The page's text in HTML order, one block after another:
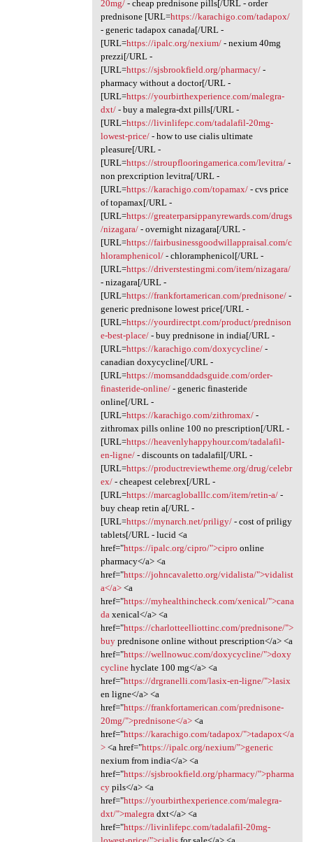
20mg/- cheap prednisone pills[/URL - order
prednisone [URL=https://karachigo.com/tadapox/
- generic tadapox canada[/URL -
[URL=https://ipalc.org/nexium/- nexium 40mg
prezzi[/URL -
[URL=https://sjsbrookfield.org/pharmacy/-
pharmacy without a doctor[/URL -
[URL=https://yourbirthexperience.com/malegra-
dxt/- buy a malegra-dxt pills[/URL -
[URL=https://livinlifepc.com/tadalafil-20mg-
lowest-price/- how to use cialis ultimate
pleasure[/URL -
[URL=https://stroupflooringamerica.com/levitra/-
non prexcription levitra[/URL -
[URL=https://karachigo.com/topamax/- cvs price
of topamax[/URL -
[URL=https://greaterparsippanyrewards.com/drugs
/nizagara/- overnight nizagara[/URL -
[URL=https://fairbusinessgoodwillappraisal.com/c
hloramphenicol/- chloramphenicol[/URL -
[URL=https://driverstestingmi.com/item/nizagara/
- nizagara[/URL -
[URL=https://frankfortamerican.com/prednisone/-
generic prednisone lowest price[/URL -
[URL=https://yourdirectpt.com/product/prednison
e-best-place/- buy prednisone in india[/URL -
[URL=https://karachigo.com/doxycycline/-
canadian doxycycline[/URL -
[URL=https://momsanddadsguide.com/order-
finasteride-online/- generic finasteride
online[/URL -
[URL=https://karachigo.com/zithromax/-
zithromax pills online 100 no prescription[/URL -
[URL=https://heavenlyhappyhour.com/tadalafil-
en-ligne/- discounts on tadalafil[/URL -
[URL=https://productreviewtheme.org/drug/celebr
ex/- cheapest celebrex[/URL -
[URL=https://marcagloballlc.com/item/retin-a/-
buy cheap retin a[/URL -
[URL=https://mynarch.net/priligy/- cost of priligy
tablets[/URL - lucid <a
href="https://ipalc.org/cipro/">cipro online
pharmacy</a> <a
href="https://johncavaletto.org/vidalista/">vidalist
a</a><a
href="https://myhealthincheck.com/xenical/">cana
daxenical</a> <a
href="https://charlotteelliottinc.com/prednisone/">
buyprednisone online without prescription</a> <a
href="https://wellnowuc.com/doxycycline/">doxy
cyclinehyclate 100 mg</a> <a
href="https://drgranelli.com/lasix-en-ligne/">lasix
en ligne</a> <a
href="https://frankfortamerican.com/prednisone-
20mg/">prednisone</a><a
href="https://karachigo.com/tadapox/">tadapox</a
><a href="https://ipalc.org/nexium/">generic
nexium from india</a> <a
href="https://sjsbrookfield.org/pharmacy/">pharma
cypils</a> <a
href="https://yourbirthexperience.com/malegra-
dxt/">malegradxt</a> <a
href="https://livinlifepc.com/tadalafil-20mg-